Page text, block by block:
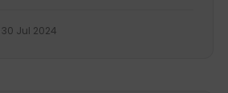
30 Jul 2024